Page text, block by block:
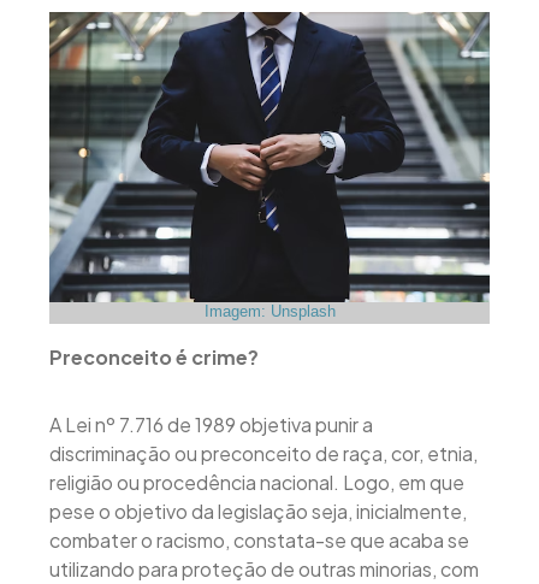
Imagem: Unsplash
Preconceito é crime?
A Lei nº 7.716 de 1989 objetiva punir a
discriminação ou preconceito de raça, cor, etnia,
religião ou procedência nacional. Logo, em que
pese o objetivo da legislação seja, inicialmente,
combater o racismo, constata-se que acaba se
utilizando para proteção de outras minorias, com